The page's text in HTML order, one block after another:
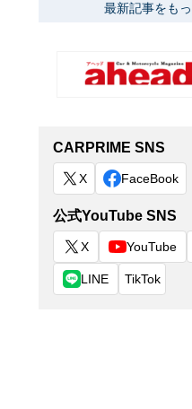
最新記事をも
CARPRIME SNS
X FaceBook
公式YouTube SNS
X YouTube
LINE TikTok